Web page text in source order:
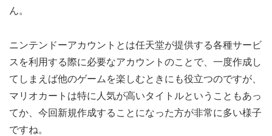
ん。
ニンテンドーアカウントとは任天堂が提供する各種サービ
スを利用する際に必要なアカウントのことで、一度作成し
てしまえば他のゲームを楽しむときにも役立つのですが、
マリオカートは特に人気が高いタイトルということもあっ
てか、今回新規作成することになった方が非常に多い様子
ですね。